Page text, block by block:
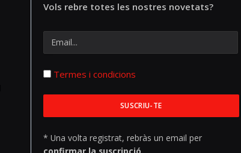
Vols rebre totes les nostres novetats?
Termes i condicions
* Una volta registrat, rebràs un email per